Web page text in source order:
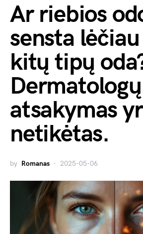
Ar riebios
sensta
kitų tipų
Dermatologų
atsakymas
netikėtas.
by Romanas 2025-05-06